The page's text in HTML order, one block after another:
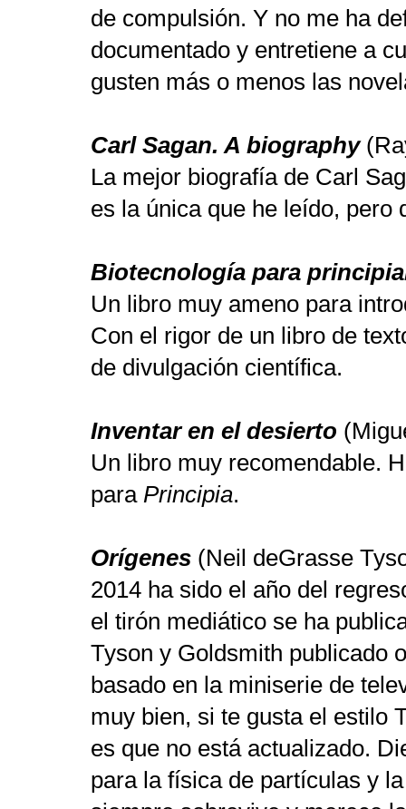
de compulsión. Y no me ha
documentado y entretiene a
gusten más o menos las
Carl Sagan. A biography
La mejor biografía de Carl
es la única que he leído,
Biotecnología para
Un libro muy ameno para
Con el rigor de un libro de
de divulgación científica.
Inventar en el desierto
Un libro muy recomendable.
para Principia.
Orígenes (Neil deGrasse
2014 ha sido el año del
el tirón mediático se ha
Tyson y Goldsmith publicado
basado en la miniserie de
muy bien, si te gusta el estilo
es que no está actualizado.
para la física de partículas y